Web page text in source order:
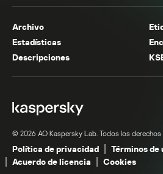
Archivo
Estadísticas
Descripciones
© 2026 AO Kaspersky Lab. Todos los derechos
Política de privacidad
Términos de
Acuerdo de licencia
Cookies